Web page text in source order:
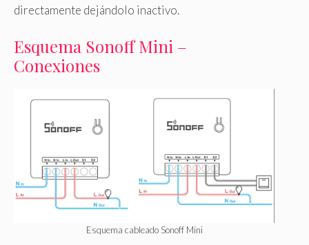
directamente dejándolo inactivo.
Esquema Sonoff Mini –
Conexiones
Esquema cableado Sonoff Mini